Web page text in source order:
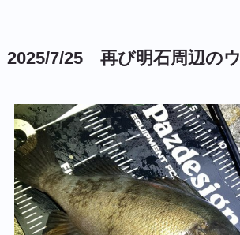
2025/7/25 再び明石周辺の